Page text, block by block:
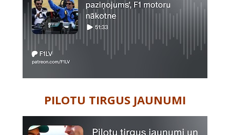
PILOTU TIRGUS JAUNUMI